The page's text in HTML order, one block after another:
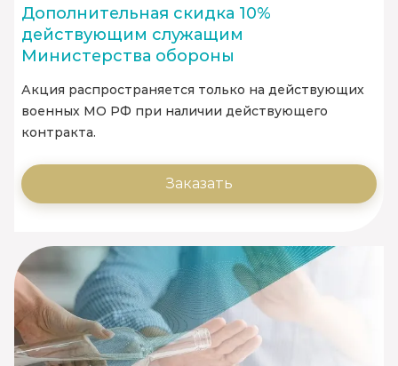
Дополнительная скидка 10%
действующим служащим
Министерства обороны
Акция распространяется только на действующих
военных МО РФ при наличии действующего
контракта.
Заказать